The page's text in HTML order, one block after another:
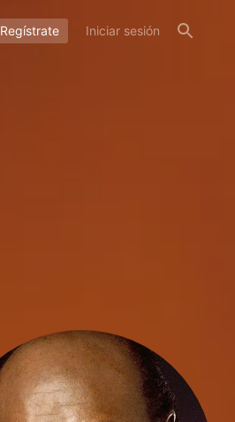
Regístrate Iniciar sesión